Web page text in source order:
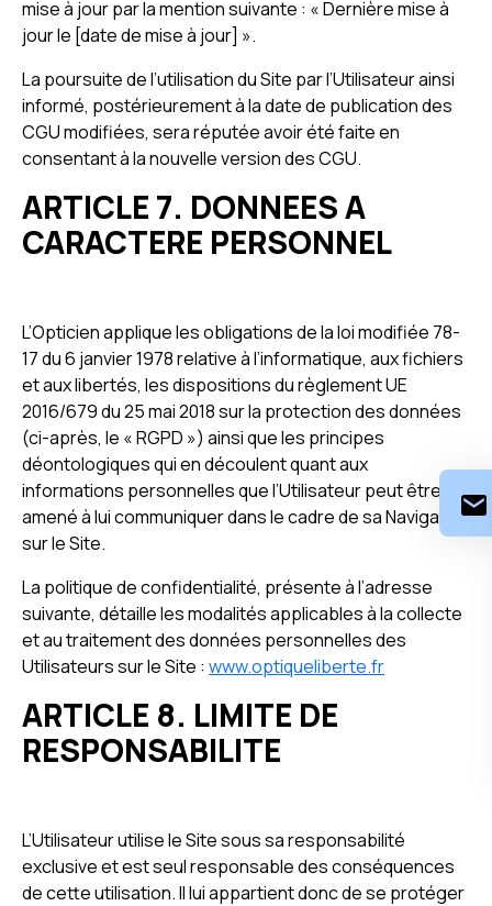
mise à jour par la mention suivante : « Dernière mise à
jour le [date de mise à jour] ».
La poursuite de l’utilisation du Site par l’Utilisateur ainsi
informé, postérieurement à la date de publication des
CGU modifiées, sera réputée avoir été faite en
consentant à la nouvelle version des CGU.
ARTICLE 7. DONNEES A
CARACTERE PERSONNEL
L’Opticien applique les obligations de la loi modifiée 78-
17 du 6 janvier 1978 relative à l’informatique, aux fichiers
et aux libertés, les dispositions du règlement UE
2016/679 du 25 mai 2018 sur la protection des données
(ci-après, le « RGPD ») ainsi que les principes
déontologiques qui en découlent quant aux
informations personnelles que l’Utilisateur peut être
amené à lui communiquer dans le cadre de sa Navigation
sur le Site.
La politique de confidentialité, présente à l’adresse
suivante, détaille les modalités applicables à la collecte
et au traitement des données personnelles des
Utilisateurs sur le Site : www.optiqueliberte.fr
ARTICLE 8. LIMITE DE
RESPONSABILITE
L’Utilisateur utilise le Site sous sa responsabilité
exclusive et est seul responsable des conséquences
de cette utilisation. Il lui appartient donc de se protéger